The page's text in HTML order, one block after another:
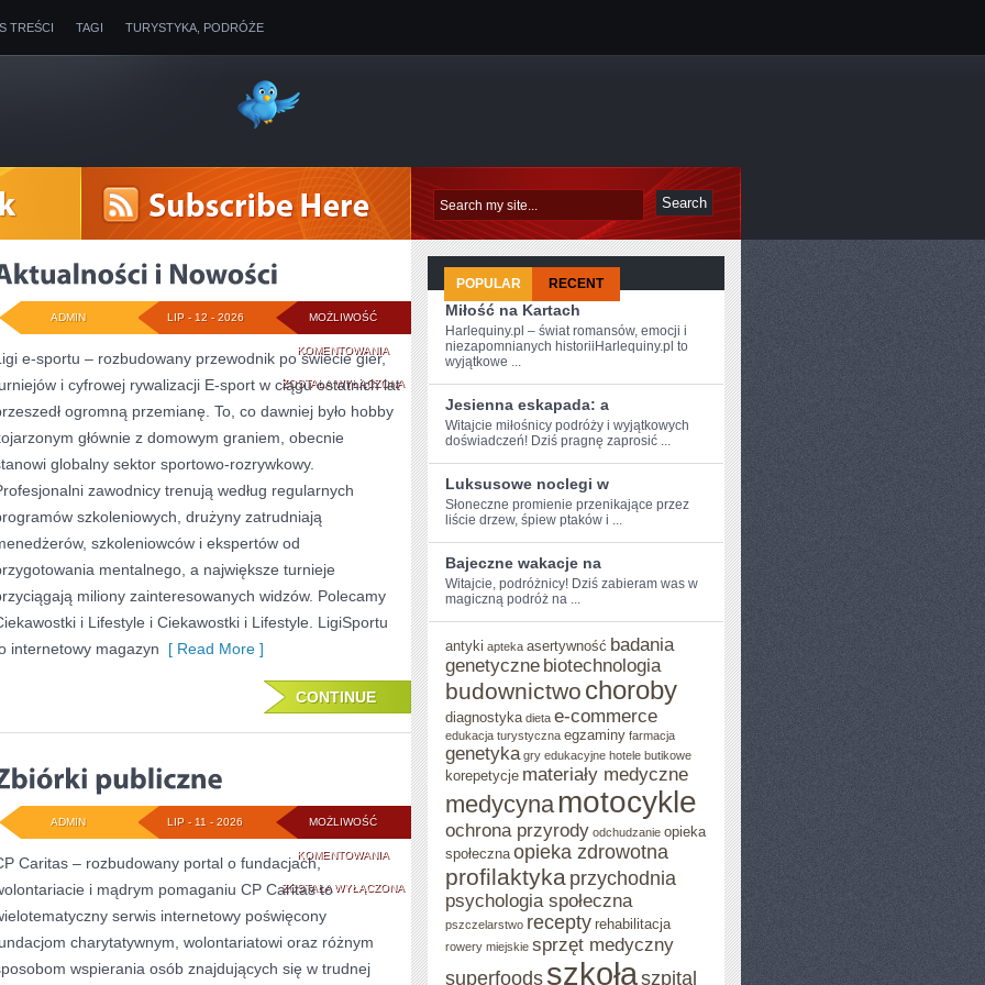
TREŚCI TAGI TURYSTYKA, PODRÓŻE
MOŻLIWOŚĆ
KOMENTOWANIAAKTUALNOŚCI
I
NOWOŚCI
ZOSTAŁA WYŁĄCZONA
LIP - 12 - 2026
ADMIN
e-sportu – rozbudowany przewodnik po świecie gier,
i cyfrowej rywalizacji E-sport w ciągu ostatnich lat
ogromną przemianę. To, co dawniej było hobby
głównie z domowym graniem, obecnie
globalny sektor sportowo-rozrywkowy.
zawodnicy trenują według regularnych
szkoleniowych, drużyny zatrudniają
szkoleniowców i ekspertów od
mentalnego, a największe turnieje
miliony zainteresowanych widzów. Polecamy
i Lifestyle i Ciekawostki i Lifestyle. LigiSportu
internetowy magazyn [ Read More ]
CONTINUE
MOŻLIWOŚĆ
KOMENTOWANIAZBIÓRKI
PUBLICZNE
ZOSTAŁA WYŁĄCZONA
LIP - 11 - 2026
ADMIN
Caritas – rozbudowany portal o fundacjach,
i mądrym pomaganiu CP Caritas to
serwis internetowy poświęcony
charytatywnym, wolontariatowi oraz różnym
wspierania osób znajdujących się w trudnej
POPULAR RECENT
Miłość na Kartach
Harlequiny.pl – świat romansów, emocji i
niezapomnianych historiiHarlequiny.pl to
wyjątkowe ...
Jesienna eskapada: a
Witajcie miłośnicy ⁣podróży i⁣ wyjątkowych
‌doświadczeń! Dziś ‍pragnę zaprosić ...
Luksusowe noclegi w
Słoneczne promienie⁢ przenikające przez
liście drzew, ‍śpiew ptaków i ...
Bajeczne wakacje na
Witajcie, podróżnicy! ‌Dziś zabieram was w
magiczną ‍podróż na ...
antyki apteka asertywność badania
genetyczne biotechnologia
budownictwo choroby
diagnostyka dieta e-commerce
edukacja turystyczna egzaminy farmacja
genetyka gry edukacyjne hotele butikowe
korepetycje materiały medyczne
medycyna motocykle
ochrona przyrody odchudzanie opieka
społeczna opieka zdrowotna
profilaktyka przychodnia
psychologia społeczna
pszczelarstwo recepty rehabilitacja
rowery miejskie sprzęt medyczny
superfoods szkołaszpital